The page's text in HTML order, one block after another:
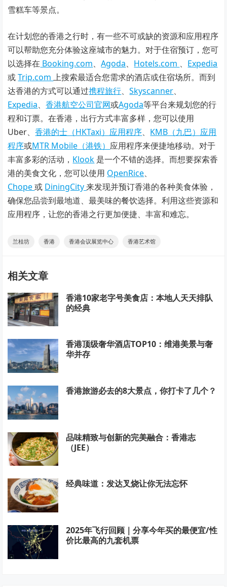
雪糕车等景点。
在计划您的香港之行时，有一些不可或缺的资源和应用程序
可以帮助您充分体验这座城市的魅力。对于住宿预订，您可
以选择在 Booking.com、Agoda、 Hotels.com 、 Expedia
或Trip.com上搜索最适合您需求的酒店或住宿场所。而到
达香港的方式可以通过携程旅行、Skyscanner、
Expedia、香港航空公司官网或Agoda等平台来规划您的行
程和订票。在香港，出行方式丰富多样，您可以使用
Uber、香港的士（HKTaxi）应用程序、 KMB（九巴）应用
程序或MTR Mobile（港铁） 应用程序来便捷地移动。对于
丰富多彩的活动， Klook 是一个不错的选择。而想要探索香
港的美食文化，您可以使用 OpenRice、
Chope或 DiningCity来发现并预订香港的各种美食体验，
确保您品尝到最地道、最美味的餐饮选择。利用这些资源和
应用程序，让您的香港之行更加便捷、丰富和难忘。
兰桂坊 香港 香港会议展览中心 香港艺术馆
相关文章
香港10家老字号美食店：本地人天天排队
的经典
香港顶级奢华酒店TOP10：维港美景与奢
华并存
香港旅游必去的8大景点，你打卡了几个？
品味精致与创新的完美融合：香港志
（JEE）
经典味道：发达叉烧让你无法忘怀
2025年飞行回顾｜分享今年买的最便宜/性
价比最高的九套机票